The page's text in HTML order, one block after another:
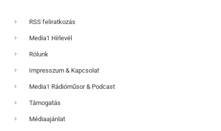
RSS feliratkozás
Media1 Hírlevél
Rólunk
Impresszum & Kapcsolat
Media1 Rádióműsor & Podcast
Támogatás
Médiaajánlat